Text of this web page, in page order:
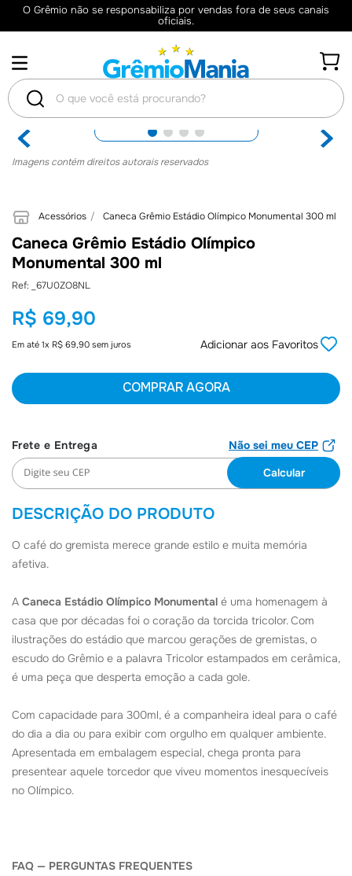
O Grêmio não se responsabiliza por vendas fora de seus canais
oficiais.
O que você está procurando?
Imagens contém direitos autorais reservados
Acessórios Caneca Grêmio Estádio Olímpico Monumental 300 ml
Caneca Grêmio Estádio Olímpico
Monumental 300 ml
: _67U0ZO8NL
R$ 69,90
Em até 1x R$ 69,90 sem juros Adicionar aos Favoritos
COMPRAR AGORA
Não sei meu CEP
DESCRIÇÃO DO PRODUTO
O café do gremista merece grande estilo e muita memória
afetiva.
A Caneca Estádio Olímpico Monumental é uma homenagem à
casa que por décadas foi o coração da torcida tricolor. Com
ilustrações do estádio que marcou gerações de gremistas, o
escudo do Grêmio e a palavra Tricolor estampados em cerâmica,
é uma peça que desperta emoção a cada gole.
Com capacidade para 300ml, é a companheira ideal para o café
do dia a dia ou para exibir com orgulho em qualquer ambiente.
Apresentada em embalagem especial, chega pronta para
presentear aquele torcedor que viveu momentos inesquecíveis
no Olímpico.
FAQ — PERGUNTAS FREQUENTES
5º Jaqueta
9º Boné
10º Bolsa